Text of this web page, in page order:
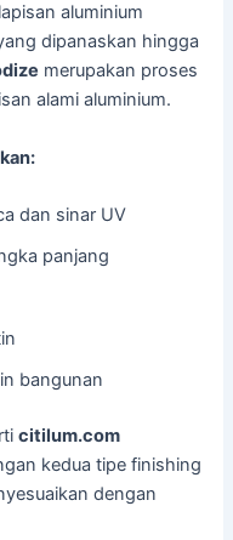
aluminium
dipanaskan hingga
merupakan proses
alami aluminium.
dan sinar UV
panjang
bangunan
citilum.com
kedua tipe finishing
dengan